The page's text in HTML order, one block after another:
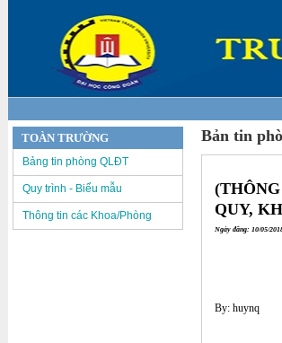
Bản tin
QUY,
Ngày đăng: 10/05/
By: huynq
TOÀN TRƯỜNG
Bảng tin phòng QLĐT
Quy trình - Biểu mẫu
Thông tin các Khoa/Phòng